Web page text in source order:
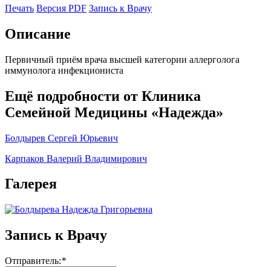
Печать Версия PDF Запись к Врачу
Описание
Первичный приём врача высшей категории аллерголога
иммунолога инфекциониста
Ещё подробности от Клиника
Семейной Медицины «Надежда»
Болдырев Сергей Юрьевич
Карпаков Валерий Владимирович
Галерея
Запись к Врачу
Отправитель:*